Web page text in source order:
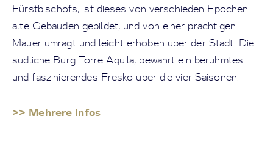
Fürstbischofs, ist dieses von verschieden Epochen
alte Gebäuden gebildet, und von einer prächtigen
Mauer umragt und leicht erhoben über der Stadt. Die
südliche Burg Torre Aquila, bewahrt ein berühmtes
und faszinierendes Fresko über die vier Saisonen.
>> Mehrere Infos